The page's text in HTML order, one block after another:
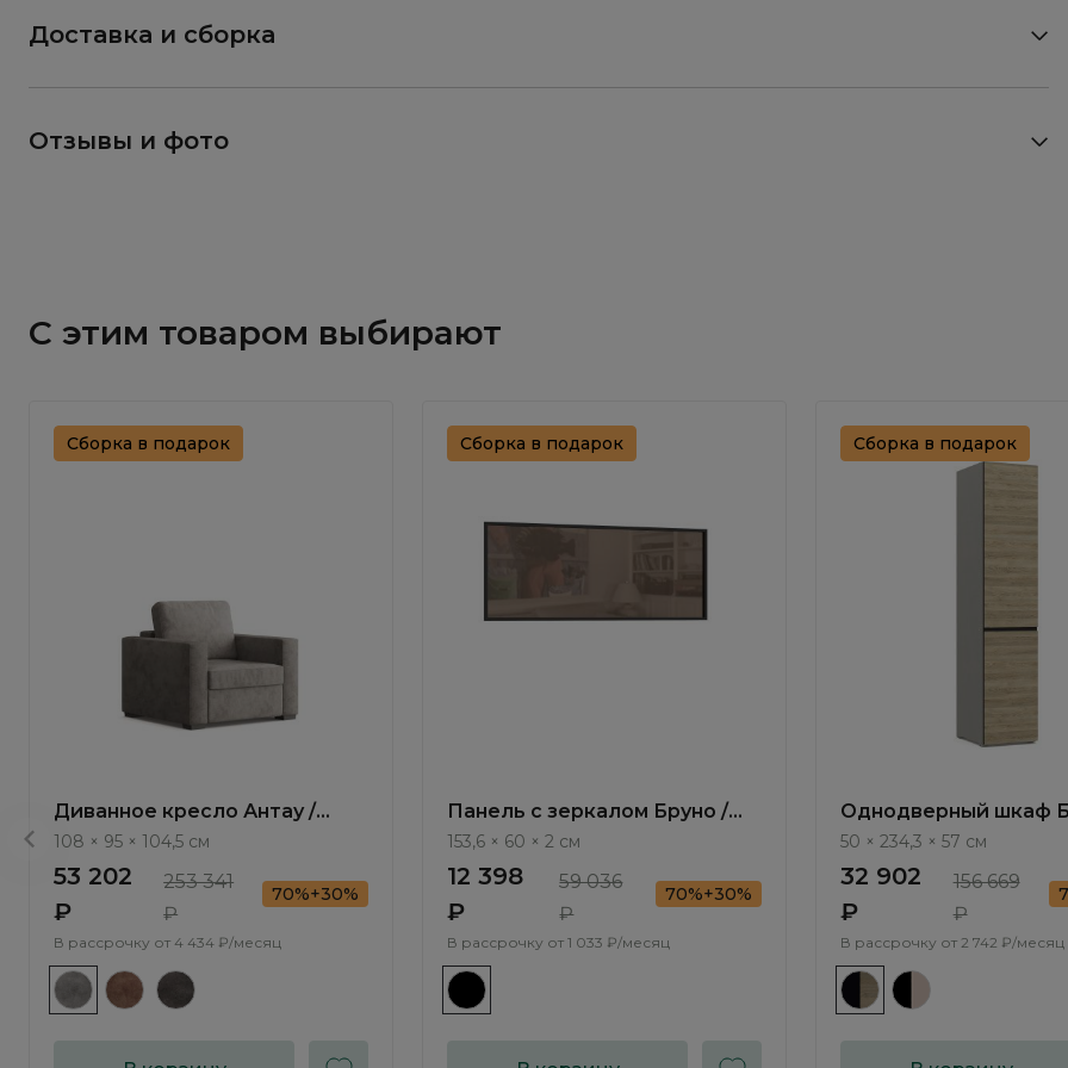
Доставка и сборка
Отзывы и фото
С этим товаром выбирают
Сборка в подарок
Диванное кресло Антау /
Antau ММ111.11
108 × 95 × 104,5 см
53 202
₽
253 341
₽
70%+30%
В рассрочку от 4 434 ₽/месяц
Сборка в подарок
Панель с зеркалом Бруно /
Bruno BC1051.0
153,6 × 60 × 2 см
12 398
₽
59 036
₽
70%+30%
В рассрочку от 1 033 ₽/месяц
Сборка в подарок
Однодверный шкаф
Bruno BC1111.1
50 × 234,3 × 57 см
32 902
₽
156 669
₽
В рассрочку от 2 742 ₽/месяц